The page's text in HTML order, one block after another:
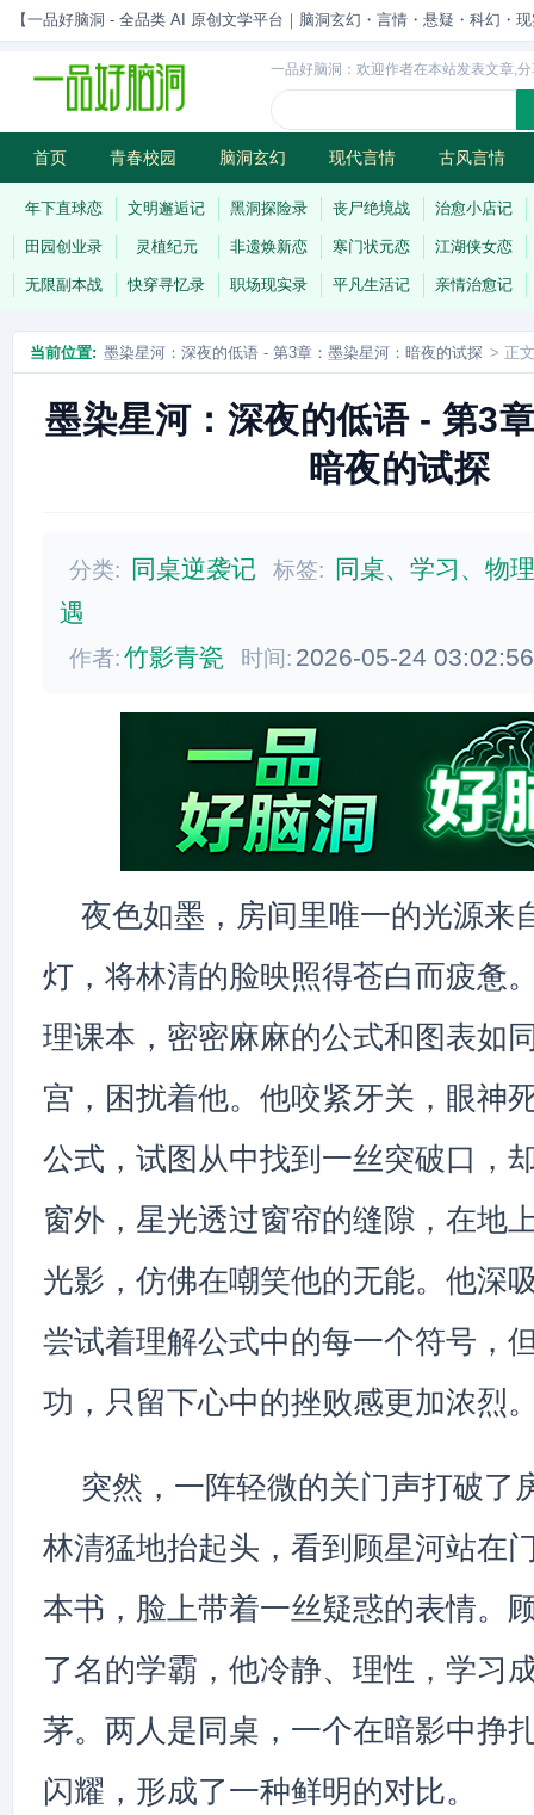
【一品好脑洞 - 全品类 AI 原创文学平台｜脑洞玄幻・言情・悬疑・科幻・
一品好脑洞：欢迎作者在本站发表文章,
首页 青春校园 脑洞玄幻 现代言情 古风言情
历史权谋 武侠江湖 灵异志怪 连载
年下直球恋 文明邂逅记 黑洞探险录 丧尸绝境战 治愈小店记
田园创业录 灵植纪元 非遗焕新恋 寒门状元恋 江湖侠女恋
无限副本战 快穿寻忆录 职场现实录 平凡生活记 亲情治愈记
当前位置: 墨染星河：深夜的低语 - 第3章：墨染星河：暗夜的试探 > 正文
墨染星河：深夜的低语 - 第3
暗夜的试探
分类: 同桌逆袭记 标签: 同桌、学习、物
遇
作者:竹影青瓷 时间: 2026-05-24
夜色如墨，房间里唯一的光源来
灯，将林清的脸映照得苍白而疲惫
理课本，密密麻麻的公式和图表如
宫，困扰着他。他咬紧牙关，眼神
公式，试图从中找到一丝突破口，
窗外，星光透过窗帘的缝隙，在地
光影，仿佛在嘲笑他的无能。他深
尝试着理解公式中的每一个符号，
功，只留下心中的挫败感更加浓烈
突然，一阵轻微的关门声打破了
林清猛地抬起头，看到顾星河站在
本书，脸上带着一丝疑惑的表情。
了名的学霸，他冷静、理性，学习
茅。两人是同桌，一个在暗影中挣
闪耀，形成了一种鲜明的对比。